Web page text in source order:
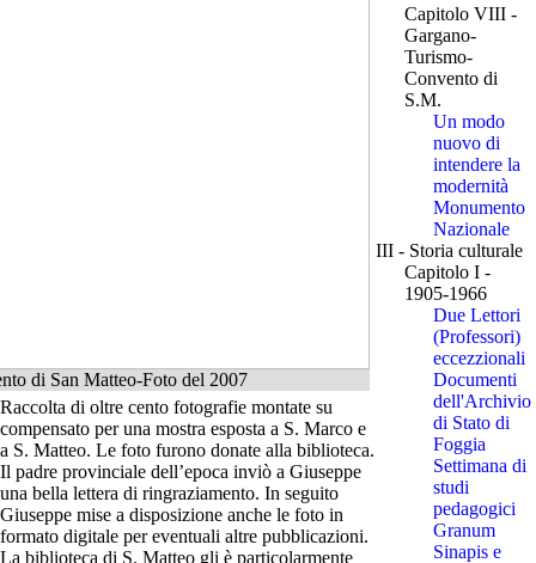
di San Matteo-Foto del 2007
Raccolta di oltre cento fotografie montate su
compensato per una mostra esposta a S. Marco e
a S. Matteo. Le foto furono donate alla biblioteca.
Il padre provinciale dell’epoca inviò a Giuseppe
una bella lettera di ringraziamento. In seguito
Giuseppe mise a disposizione anche le foto in
formato digitale per eventuali altre pubblicazioni.
La biblioteca di S. Matteo gli è particolarmente
Capitolo VIII -
Gargano-
Turismo-
Convento di
S.M.
Un modo
nuovo di
intendere la
modernità
Monumento
Nazionale
III - Storia culturale
Capitolo I -
1905-1966
Due Lettori
(Professori)
eccezzionali
Documenti
dell'Archivio
di Stato di
Foggia
Settimana di
studi
pedagogici
Granum
Sinapis e